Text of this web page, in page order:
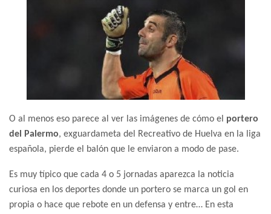
O al menos eso parece al ver las imágenes de cómo el portero
del Palermo, exguardameta del Recreativo de Huelva en la liga
española, pierde el balón que le enviaron a modo de pase.
Es muy típico que cada 4 o 5 jornadas aparezca la noticia
curiosa en los deportes donde un portero se marca un gol en
propia o hace que rebote en un defensa y entre… En esta